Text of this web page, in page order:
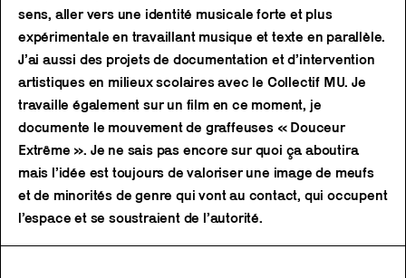
sens, aller vers une identité musicale forte et plus
expérimentale en travaillant musique et texte en parallèle.
J’ai aussi des projets de documentation et d’intervention
artistiques en milieux scolaires avec le Collectif MU. Je
travaille également sur un film en ce moment, je
documente le mouvement de graffeuses « Douceur
Extrême ». Je ne sais pas encore sur quoi ça aboutira
mais l’idée est toujours de valoriser une image de meufs
et de minorités de genre qui vont au contact, qui occupent
l’espace et se soustraient de l’autorité.